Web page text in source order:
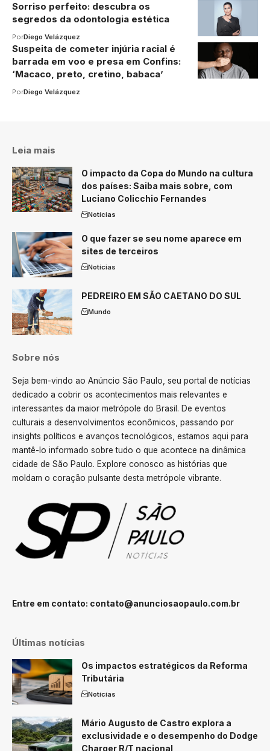
Sorriso perfeito: descubra os
segredos da odontologia estética
PorDiego Velázquez
Suspeita de cometer injúria racial é
barrada em voo e presa em Confins:
‘Macaco, preto, cretino, babaca’
PorDiego Velázquez
Leia mais
O impacto da Copa do Mundo na cultura
dos países: Saiba mais sobre, com
Luciano Colicchio Fernandes
Notícias
O que fazer se seu nome aparece em
sites de terceiros
Notícias
PEDREIRO EM SÃO CAETANO DO SUL
Mundo
Sobre nós
Seja bem-vindo ao Anúncio São Paulo, seu portal de notícias
dedicado a cobrir os acontecimentos mais relevantes e
interessantes da maior metrópole do Brasil. De eventos
culturais a desenvolvimentos econômicos, passando por
insights políticos e avanços tecnológicos, estamos aqui para
mantê-lo informado sobre tudo o que acontece na dinâmica
cidade de São Paulo. Explore conosco as histórias que
moldam o coração pulsante desta metrópole vibrante.
Entre em contato: contato@anunciosaopaulo.com.br
Últimas notícias
Os impactos estratégicos da Reforma
Tributária
Notícias
Mário Augusto de Castro explora a
exclusividade e o desempenho do Dodge
Charger R/T nacional